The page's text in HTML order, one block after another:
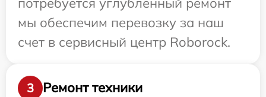
мы обеспечим перевозку за наш
счет в сервисный центр Roborock.
3
Ремонт техники